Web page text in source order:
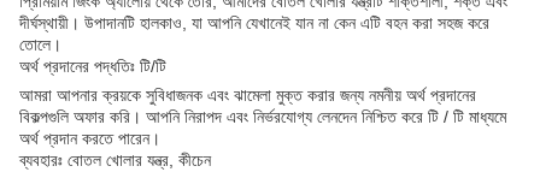
দীর্ঘস্থায়ী। উপাদানটি হালকাও, যা আপনি যেখানেই যান না কেন এটি বহন করা সহজ করে
তোলে।
অর্থ প্রদানের পদ্ধতিঃ টি/টি
আমরা আপনার ক্রয়কে সুবিধাজনক এবং ঝামেলা মুক্ত করার জন্য নমনীয় অর্থ প্রদানের
বিকল্পগুলি অফার করি। আপনি নিরাপদ এবং নির্ভরযোগ্য লেনদেন নিশ্চিত করে টি / টি মাধ্যমে
অর্থ প্রদান করতে পারেন।
ব্যবহারঃ বোতল খোলার যন্ত্র, কীচেন